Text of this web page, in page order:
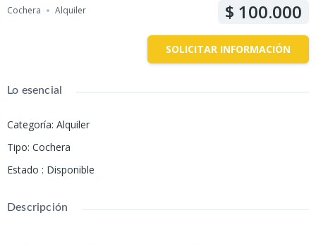
Cochera Alquiler 100.000
SOLICITAR INFORMACIÓN
Lo esencial
Categoría: Alquiler
Tipo: Cochera
Estado : Disponible
Descripción